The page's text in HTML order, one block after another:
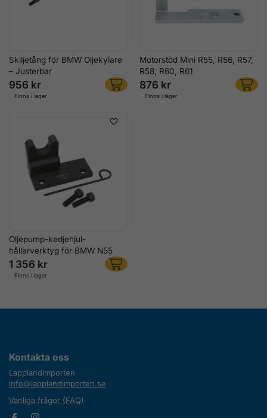
Skiljetång för BMW Oljekylare
– Justerbar
956 kr
Finns i lager
Motorstöd Mini R55, R56, R57,
R58, R60, R61
876 kr
Finns i lager
Oljepump-kedjehjul-
hållarverktyg för BMW N55
1 356 kr
Finns i lager
Kontakta oss
Lapplandimporten
info@lapplandimporten.se
Vanliga frågor (FAQ)